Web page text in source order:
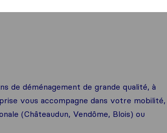
de déménagement de grande qualité, à
vous accompagne dans votre mobilité,
(Châteaudun, Vendôme, Blois) ou